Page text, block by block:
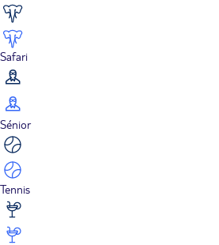
Safari
Sénior
Tennis